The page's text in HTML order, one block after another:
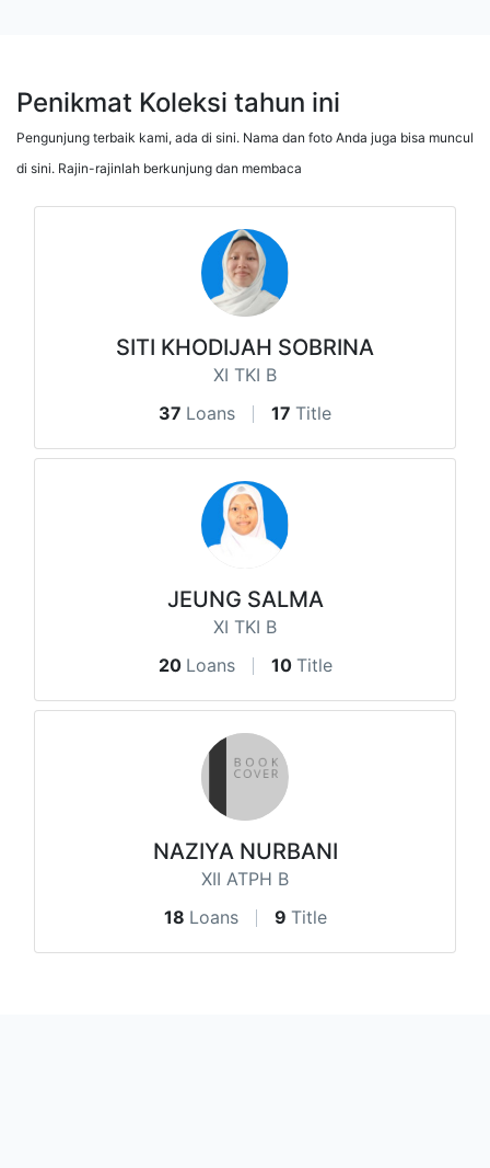
Penikmat Koleksi tahun ini
Pengunjung terbaik kami, ada di sini. Nama dan foto Anda juga bisa muncul
di sini. Rajin-rajinlah berkunjung dan membaca
SITI KHODIJAH SOBRINA
XI TKI B
37 Loans 17 Title
JEUNG SALMA
XI TKI B
20 Loans 10 Title
NAZIYA NURBANI
XII ATPH B
18 Loans 9 Title